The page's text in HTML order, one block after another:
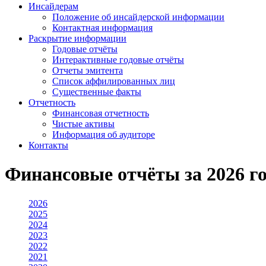
Инсайдерам
Положение об инсайдерской информации
Контактная информация
Раскрытие информации
Годовые отчёты
Интерактивные годовые отчёты
Отчеты эмитента
Список аффилированных лиц
Существенные факты
Отчетность
Финансовая отчетность
Чистые активы
Информация об аудиторе
Контакты
Финансовые отчёты за 2026
2026
2025
2024
2023
2022
2021